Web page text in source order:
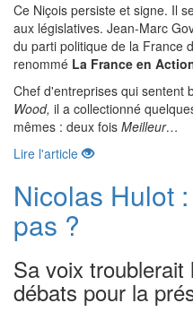
Ce Niçois persiste et signe. Il
aux législatives. Jean-Marc
du parti politique de la France
renommé La France en
Chef d'entreprises qui sentent
Wood, il a collectionné
mêmes : deux fois Meilleur…
Lire l'article
Nicolas Hulot
pas ?
Sa voix
débats pour la